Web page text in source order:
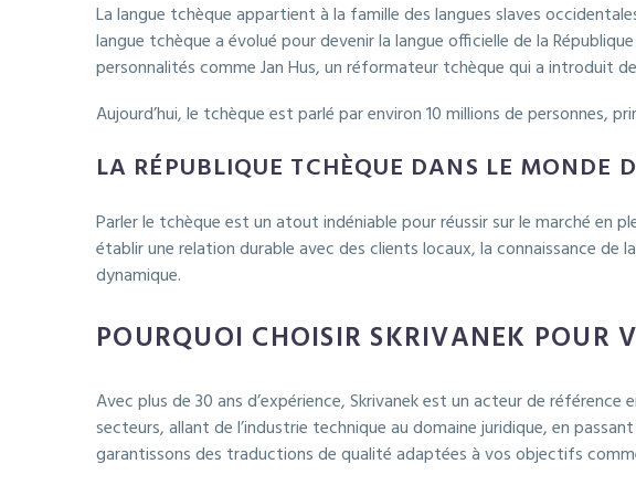
La langue tchèque appartient à la famille des langues slaves
langue tchèque a évolué pour devenir la langue officielle de la
personnalités comme Jan Hus, un réformateur tchèque qui a introduit
Aujourd’hui, le tchèque est parlé par environ 10 millions de personnes,
LA RÉPUBLIQUE TCHÈQUE DANS LE MONDE
Parler le tchèque est un atout indéniable pour réussir sur le marché en
établir une relation durable avec des clients locaux, la connaissance
dynamique.
POURQUOI CHOISIR SKRIVANEK POUR
Avec plus de 30 ans d’expérience, Skrivanek est un acteur de
secteurs, allant de l’industrie technique au domaine juridique, en
garantissons des traductions de qualité adaptées à vos objectifs